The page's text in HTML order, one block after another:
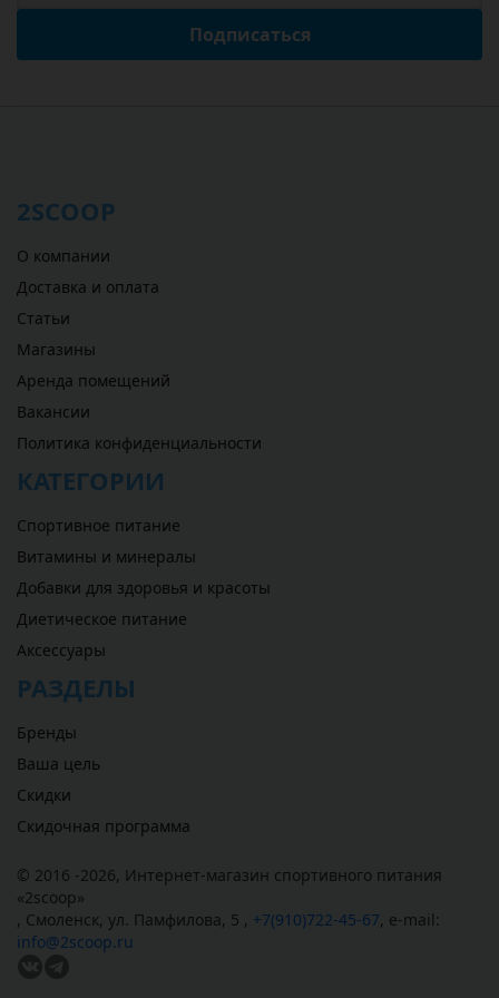
Подписаться
2SCOOP
О компании
Доставка и оплата
Статьи
Магазины
Аренда помещений
Вакансии
Политика конфиденциальности
КАТЕГОРИИ
Спортивное питание
Витамины и минералы
Добавки для здоровья и красоты
Диетическое питание
Аксессуары
РАЗДЕЛЫ
Бренды
Ваша цель
Скидки
Скидочная программа
© 2016 -2026, Интернет-магазин спортивного питания
«2scoop»
, Смоленск, ул. Памфилова, 5 , +7(910)722-45-67, e-mail:
info@2scoop.ru